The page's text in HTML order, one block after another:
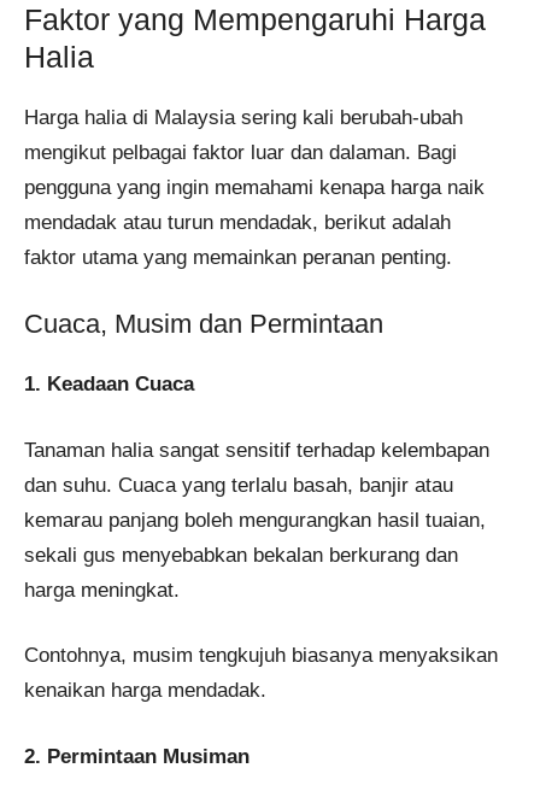
Faktor yang Mempengaruhi Harga
Halia
Harga halia di Malaysia sering kali berubah-ubah
mengikut pelbagai faktor luar dan dalaman. Bagi
pengguna yang ingin memahami kenapa harga naik
mendadak atau turun mendadak, berikut adalah
faktor utama yang memainkan peranan penting.
Cuaca, Musim dan Permintaan
1. Keadaan Cuaca
Tanaman halia sangat sensitif terhadap kelembapan
dan suhu. Cuaca yang terlalu basah, banjir atau
kemarau panjang boleh mengurangkan hasil tuaian,
sekali gus menyebabkan bekalan berkurang dan
harga meningkat.
Contohnya, musim tengkujuh biasanya menyaksikan
kenaikan harga mendadak.
2. Permintaan Musiman